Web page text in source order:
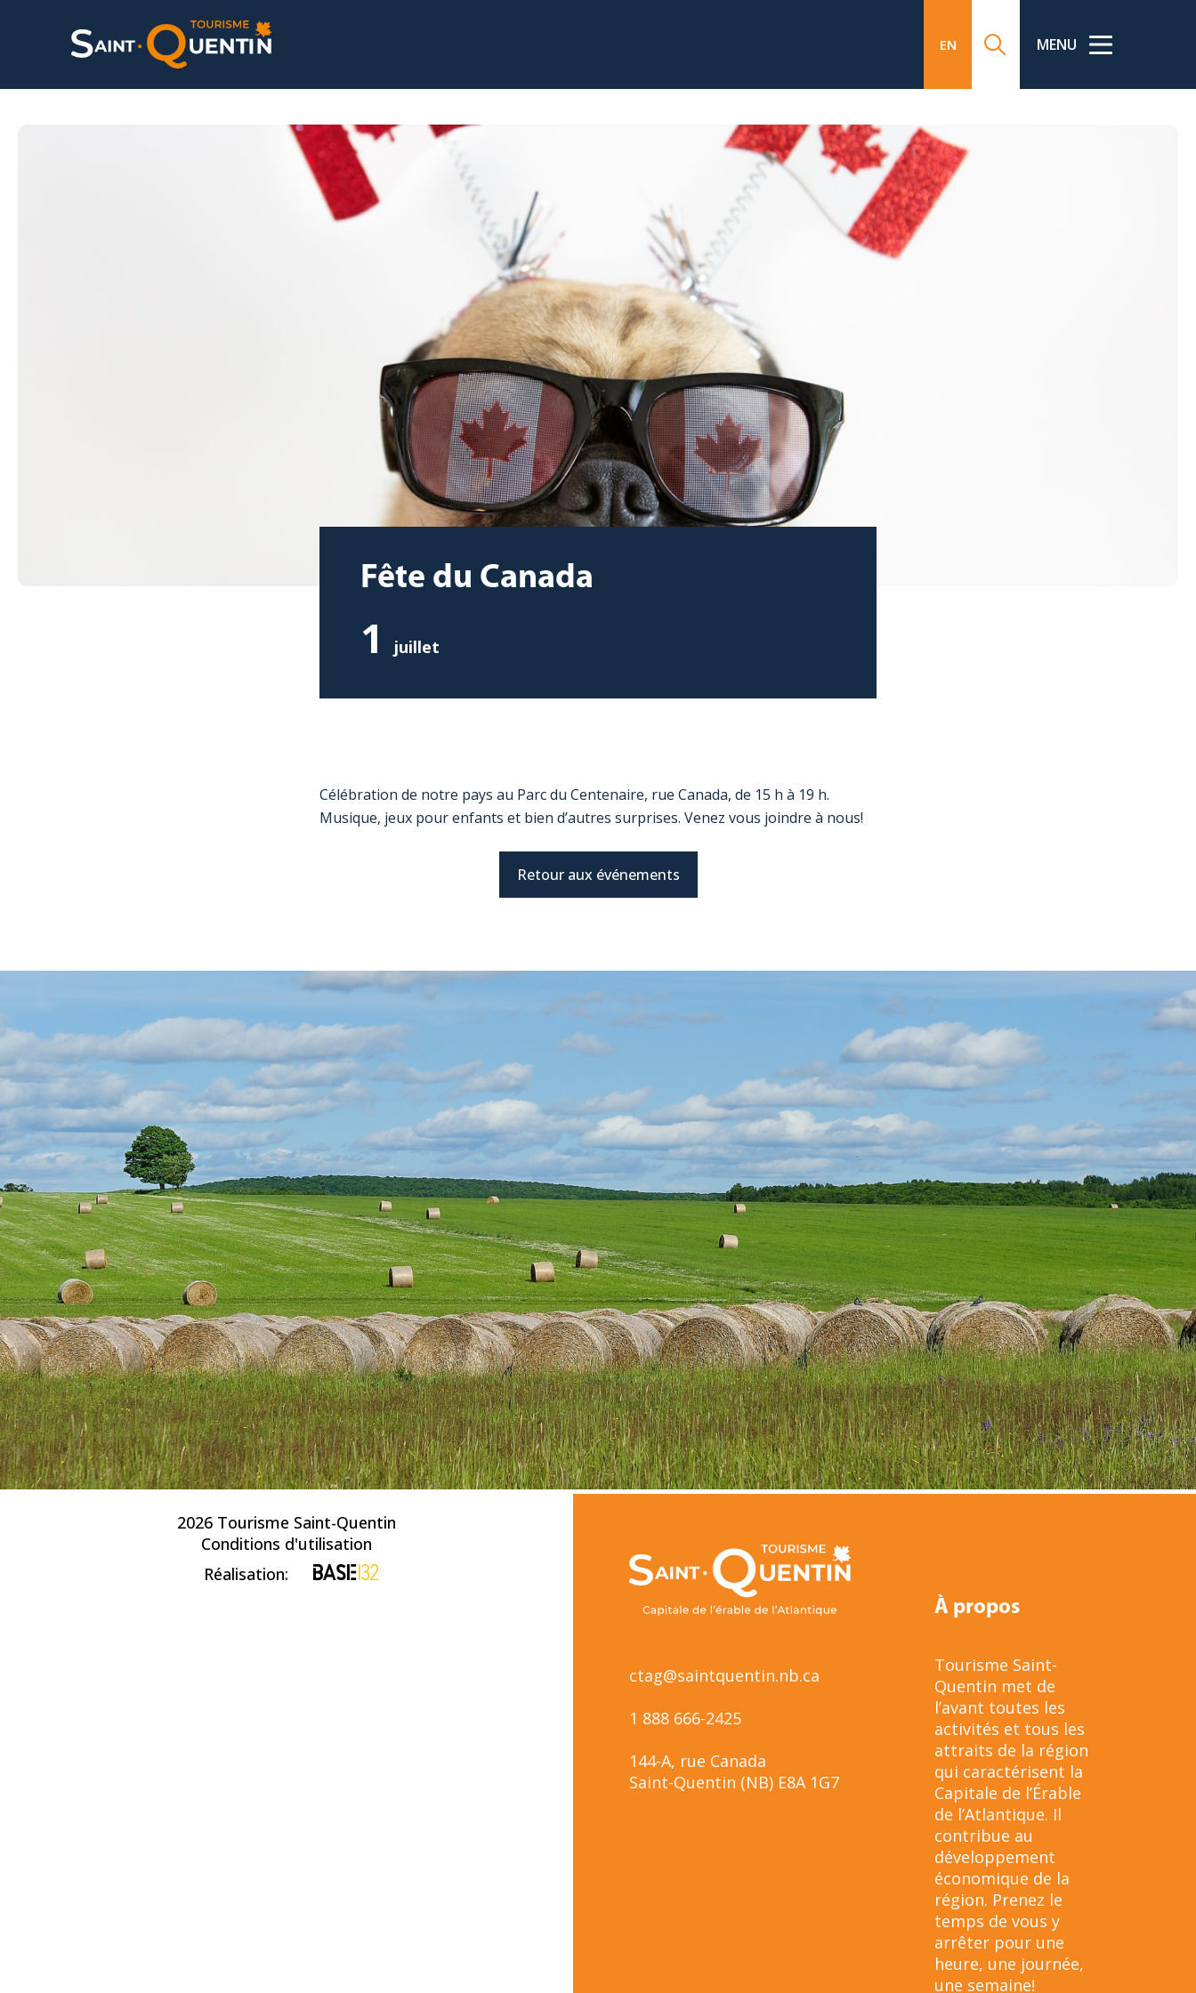
MENU
EN
Fête du Canada
1 juillet
Célébration de notre pays au Parc du Centenaire, rue Canada, de 15 h à 19 h.
Musique, jeux pour enfants et bien d’autres surprises. Venez vous joindre à nous!
Retour aux événements
2026 Tourisme Saint-Quentin
Conditions d'utilisation
Réalisation:
ctag@saintquentin.nb.ca
1 888 666-2425
144-A, rue Canada
Saint-Quentin (NB) E8A 1G7
À propos
Tourisme Saint-
Quentin met de
l’avant toutes les
activités et tous les
attraits de la région
qui caractérisent la
Capitale de l’Érable
de l’Atlantique. Il
contribue au
développement
économique de la
région. Prenez le
temps de vous y
arrêter pour une
heure, une journée,
une semaine!